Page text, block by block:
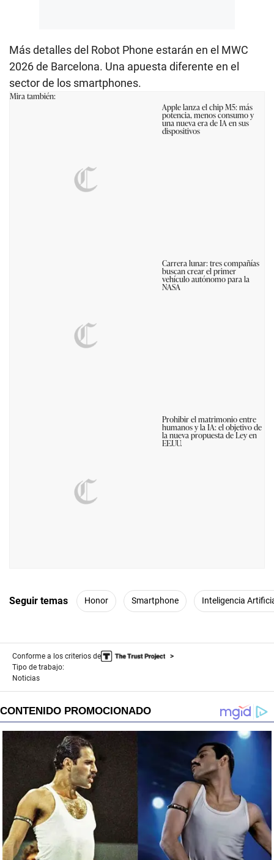
Más detalles del Robot Phone estarán en el MWC
2026 de Barcelona. Una apuesta diferente en el
sector de los smartphones.
Mira también:
Apple lanza el chip M5: más
potencia, menos consumo y
una nueva era de IA en sus
dispositivos
Carrera lunar: tres compañías
buscan crear el primer
vehículo autónomo para la
NASA
Prohibir el matrimonio entre
humanos y la IA: el objetivo de
la nueva propuesta de Ley en
EE.UU.
Seguir temas Honor Smartphone Inteligencia
Conforme a los criterios de
Tipo de trabajo:
Noticias